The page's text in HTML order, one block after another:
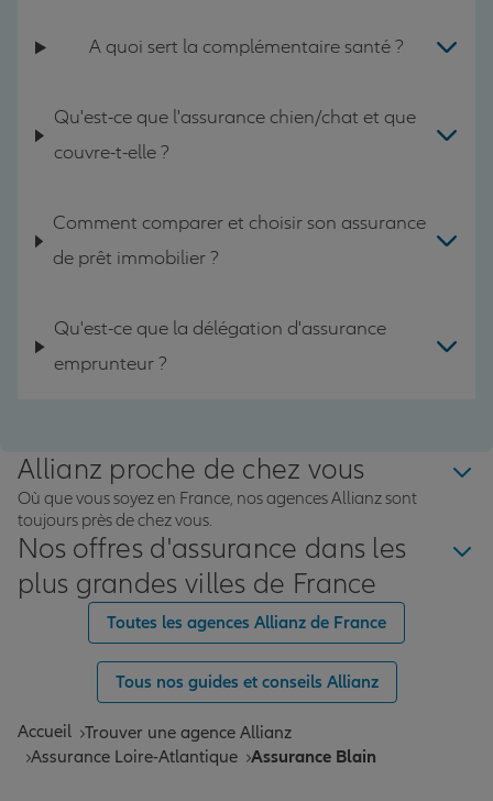
A quoi sert la complémentaire santé ?
Qu'est-ce que l'assurance chien/chat et que
couvre-t-elle ?
Comment comparer et choisir son assurance
de prêt immobilier ?
Qu'est-ce que la délégation d'assurance
emprunteur ?
Allianz proche de chez vous
Où que vous soyez en France, nos agences Allianz sont
toujours près de chez vous.
Nos offres d'assurance dans les
plus grandes villes de France
Toutes les agences Allianz de France
Tous nos guides et conseils Allianz
Accueil Trouver une agence Allianz
Assurance Loire-Atlantique Assurance Blain